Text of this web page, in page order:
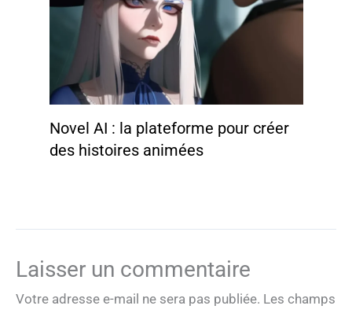
Novel AI : la plateforme pour créer
des histoires animées
Laisser un commentaire
Votre adresse e-mail ne sera pas publiée. Les champs